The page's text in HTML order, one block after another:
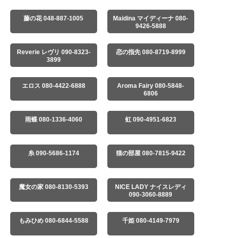
藤の花 048-887-1005
Maidina マイディーナ 080-
9426-5888
Reverie レヴリ 090-8323-
3899
恋の指先 080-8719-8999
エロス 080-4422-6888
Aroma Fairy 080-5848-
6806
雨蝶 080-1336-4060 虹 090-4951-6823
糸 090-5686-1174 猫の部屋 080-7815-9422
魔女の家 080-8130-5393
NICE LADY ナイスレディ
090-3060-8889
もみひめ 080-6844-5588 千姫 080-4149-7979